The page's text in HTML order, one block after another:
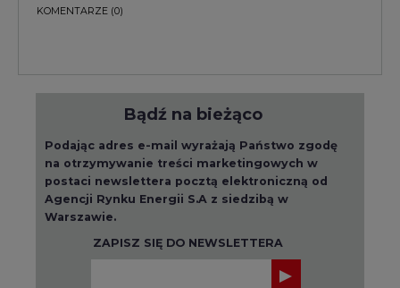
KOMENTARZE (0)
Bądź na bieżąco
Podając adres e-mail wyrażają Państwo zgodę
na otrzymywanie treści marketingowych w
postaci newslettera pocztą elektroniczną od
Agencji Rynku Energii S.A z siedzibą w
Warszawie.
ZAPISZ SIĘ DO NEWSLETTERA